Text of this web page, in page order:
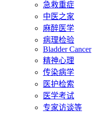
急救重症
中医之家
麻醉医学
病理检验
Bladder Cancer
精神心理
传染病学
医护检索
医学考试
专家访谈等